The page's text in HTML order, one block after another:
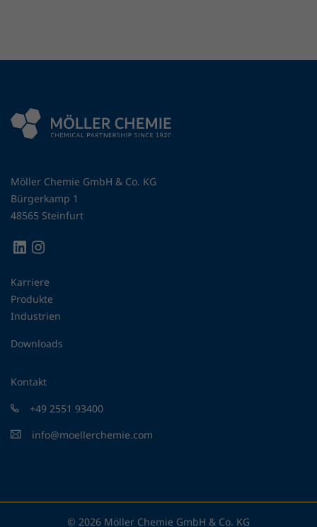
Möller Chemie GmbH & Co. KG
Bürgerkamp 1
48565 Steinfurt
Karriere
Produkte
Industrien
Downloads
Kontakt
+49 2551 93400
info@moellerchemie.com
© 2026 Möller Chemie GmbH & Co. KG